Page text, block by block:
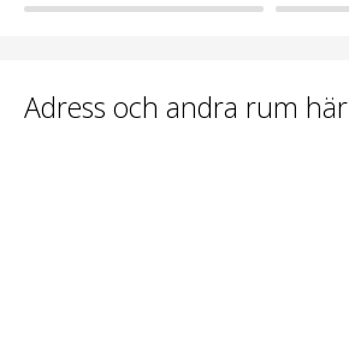
Adress och andra rum här